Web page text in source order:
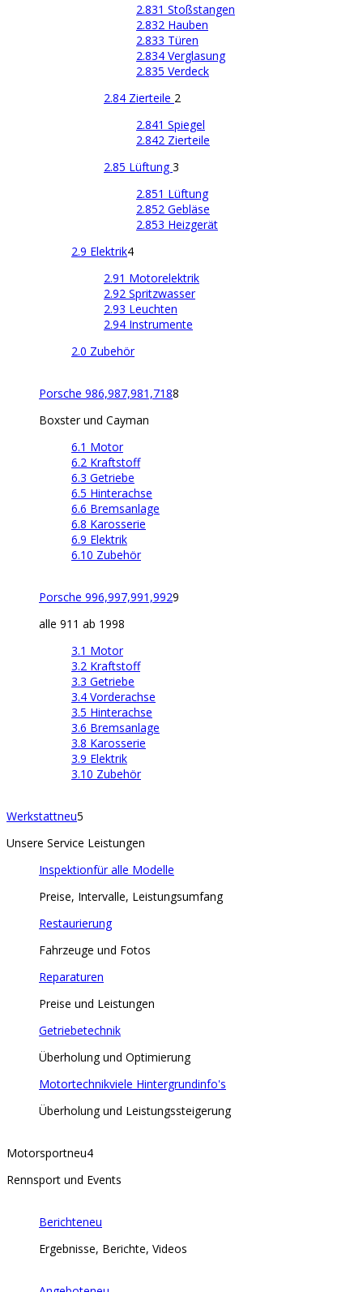
2.831 Stoßstangen
2.832 Hauben
2.833 Türen
2.834 Verglasung
2.835 Verdeck
2.84 Zierteile 2
2.841 Spiegel
2.842 Zierteile
2.85 Lüftung3
2.851 Lüftung
2.852 Gebläse
2.853 Heizgerät
2.9 Elektrik4
2.91 Motorelektrik
2.92 Spritzwasser
2.93 Leuchten
2.94 Instrumente
2.0 Zubehör
Porsche 986,987,981,7188
Boxster und Cayman
6.1 Motor
6.2 Kraftstoff
6.3 Getriebe
6.5 Hinterachse
6.6 Bremsanlage
6.8 Karosserie
6.9 Elektrik
6.10 Zubehör
Porsche 996,997,991,9929
alle 911 ab 1998
3.1 Motor
3.2 Kraftstoff
3.3 Getriebe
3.4 Vorderachse
3.5 Hinterachse
3.6 Bremsanlage
3.8 Karosserie
3.9 Elektrik
3.10 Zubehör
Werkstattneu5
Unsere Service Leistungen
Inspektionfür alle Modelle
Preise, Intervalle, Leistungsumfang
Restaurierung
Fahrzeuge und Fotos
Reparaturen
Preise und Leistungen
Getriebetechnik
Überholung und Optimierung
Motortechnikviele Hintergrundinfo's
Überholung und Leistungssteigerung
Motorsportneu4
Rennsport und Events
Berichteneu
Ergebnisse, Berichte, Videos